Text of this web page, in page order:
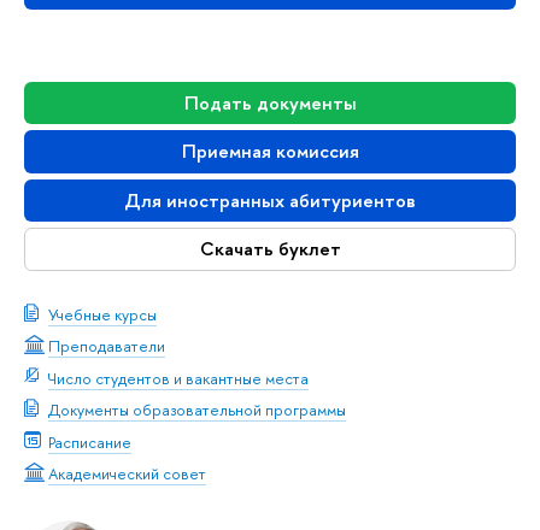
Подать документы
Приемная комиссия
Для иностранных абитуриентов
Скачать буклет
Учебные курсы
Преподаватели
Число студентов и вакантные места
Документы образовательной программы
Расписание
Академический совет